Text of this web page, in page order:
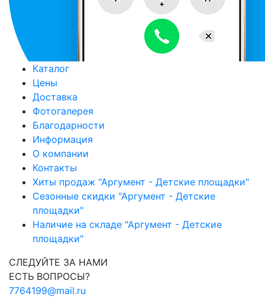
Каталог
Цены
Доставка
Фотогалерея
Благодарности
Информация
О компании
Контакты
Хиты продаж "Аргумент - Детские площадки"
Сезонные скидки "Аргумент - Детские
площадки"
Наличие на складе "Аргумент - Детские
площадки"
СЛЕДУЙТЕ ЗА НАМИ
ЕСТЬ ВОПРОСЫ?
7764199@mail.ru